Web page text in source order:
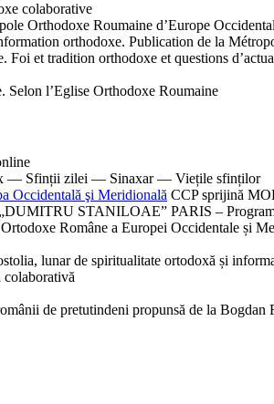
colaborative
Orthodoxe Roumaine d’Europe
orthodoxe. Publication de la
Foi et tradition orthodoxe et questions
Selon l’Eglise Orthodoxe Roumaine
— Sfinții zilei — Sinaxar — Viețile sfinților
Occidentală şi Meridională CCP sprijină
STANILOAE” PARIS –
Române a Europei Occidentale și
lunar de spiritualitate ortodoxă și
de pretutindeni propunsă de la